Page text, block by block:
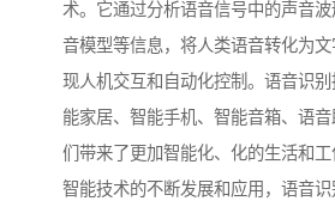
术。它通过分析语音信号中的声音
音模型等信息，将人类语音转化为
现人机交互和自动化控制。语音识
能家居、智能手机、智能音箱、语
们带来了更加智能化、化的生活和
智能技术的不断发展和应用，语音